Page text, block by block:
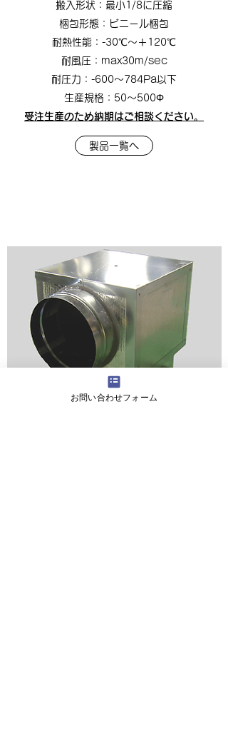
搬入形状：最小1/8に圧縮
​梱包形態：ビニール梱包
耐熱性能：-30℃〜＋120℃
耐風圧：max30m/sec
耐圧力：-600〜784Pa以下
​生産規格：50〜500Φ
受注生産のため納期はご相談ください。
製品一覧へ
お問い合わせフォーム